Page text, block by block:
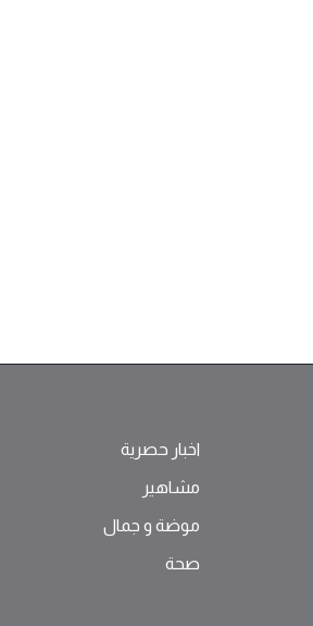
اخبار حصرية
مشاهير
موضة ‫و‬ ‫‬‫جمال‬
صحة